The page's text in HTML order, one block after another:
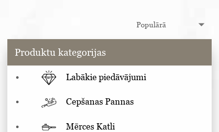
Produktu kategorijas
Labākie piedāvājumi
Cepšanas Pannas
Mērces Katli